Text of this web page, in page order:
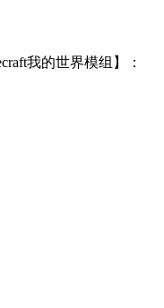
我的世界模组】：